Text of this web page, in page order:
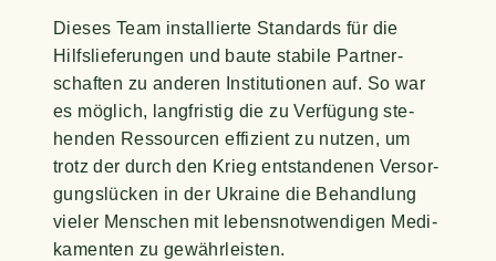
Die­ses Team instal­lier­te Stan­dards für die
Hilfs­lie­fe­run­gen und bau­te sta­bi­le Part­ner­
schaf­ten zu ande­ren Insti­tu­tio­nen auf. So war
es mög­lich, lang­fris­tig die zu Ver­fü­gung ste­
hen­den Res­sour­cen effi­zi­ent zu nut­zen, um
trotz der durch den Krieg ent­stan­de­nen Ver­sor­
gungs­lü­cken in der Ukrai­ne die Behand­lung
vie­ler Men­schen mit lebens­not­wen­di­gen Medi­
ka­men­ten zu gewährleisten.